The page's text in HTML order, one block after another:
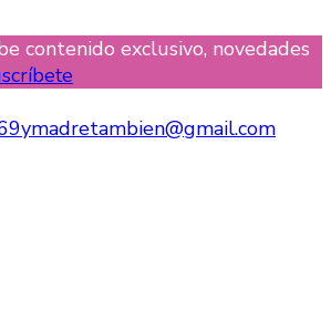
contenido exclusivo, novedades
ymadretambien@gmail.com